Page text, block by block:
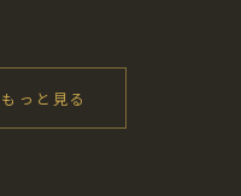
っと見る